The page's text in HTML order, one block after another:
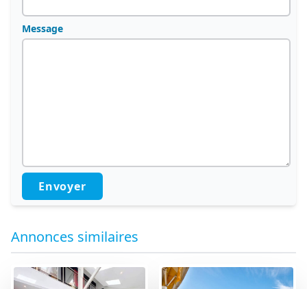
Message
Envoyer
Annonces similaires